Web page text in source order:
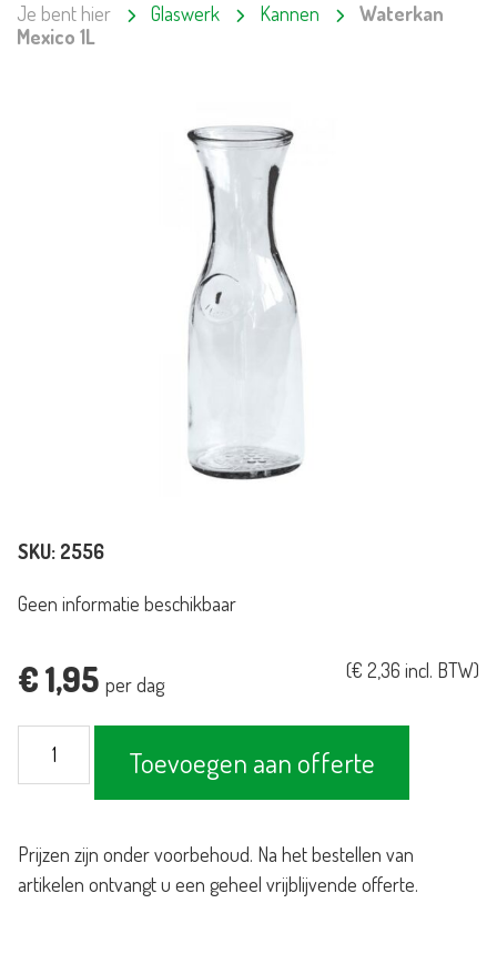
Je bent hier Glaswerk Kannen
Waterkan
Mexico 1L
SKU: 2556
Geen informatie beschikbaar
€1,95 per dag
(€ 2,36 incl. BTW)
Mexico
Toevoegen aan offerte
Prijzen zijn onder voorbehoud. Na het bestellen van
artikelen ontvangt u een geheel vrijblijvende offerte.